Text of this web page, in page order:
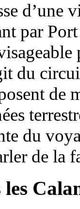
d’une
par
du
de
du
de la